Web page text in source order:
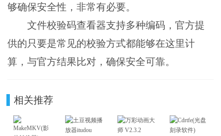
够确保安全性，非常有必要。
文件校验码查看器支持多种编码，官方提
供的只要是常见的校验方式都能够在这里计
算，与官方结果比对，确保安全可靠。
相关推荐